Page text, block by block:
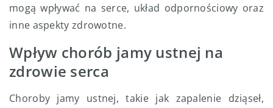
mogą wpływać na serce, układ odpornościowy oraz
inne aspekty zdrowotne.
Wpływ chorób jamy ustnej na
zdrowie serca
Choroby jamy ustnej, takie jak zapalenie dziąseł,